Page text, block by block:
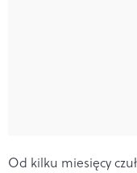
Od kilku miesięcy